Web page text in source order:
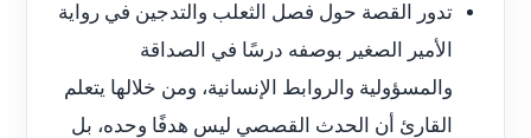
تدور القصة حول فصل الثعلب والتدجين في رواية
الأمير الصغير بوصفه درسًا في الصداقة
والمسؤولية والروابط الإنسانية، ومن خلالها يتعلم
القارئ أن الحدث القصصي ليس هدفًا وحده، بل